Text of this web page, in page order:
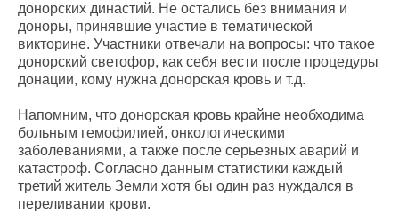
донорских династий. Не остались без внимания и
доноры, принявшие участие в тематической
викторине. Участники отвечали на вопросы: что такое
донорский светофор, как себя вести после процедуры
донации, кому нужна донорская кровь и т.д.
Напомним, что донорская кровь крайне необходима
больным гемофилией, онкологическими
заболеваниями, а также после серьезных аварий и
катастроф. Согласно данным статистики каждый
третий житель Земли хотя бы один раз нуждался в
переливании крови.